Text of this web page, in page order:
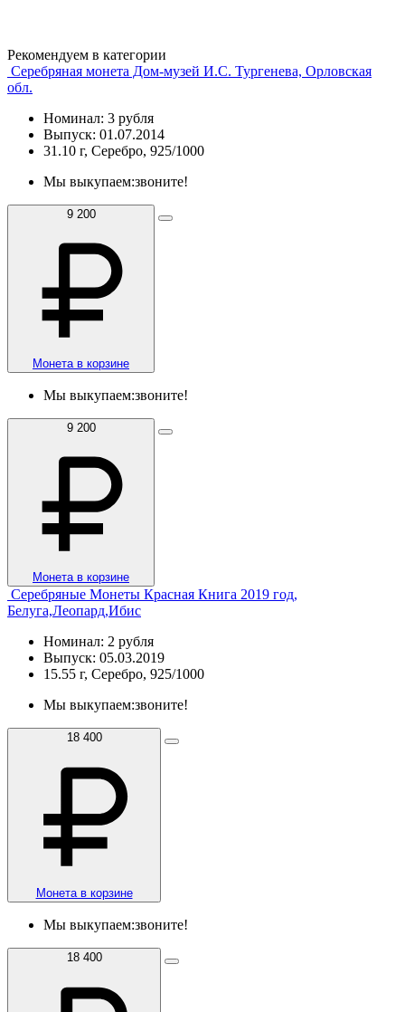
Рекомендуем в категории
Серебряная монета Дом-музей И.С. Тургенева, Орловская
обл.
Номинал: 3 рубля
Выпуск: 01.07.2014
31.10 г, Серебро, 925/1000
Мы выкупаем:звоните!
9 200
Монета в корзине
Мы выкупаем:звоните!
9 200
Монета в корзине
Серебряные Монеты Красная Книга 2019 год,
Белуга,Леопард,Ибис
Номинал: 2 рубля
Выпуск: 05.03.2019
15.55 г, Серебро, 925/1000
Мы выкупаем:звоните!
18 400
Монета в корзине
Мы выкупаем:звоните!
18 400